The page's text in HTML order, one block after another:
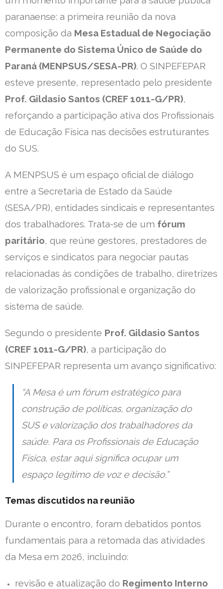
paranaense: a primeira reunião da nova
composição da Mesa Estadual de Negociação
Permanente do Sistema Único de Saúde do
Paraná (MENPSUS/SESA-PR). O SINPEFEPAR
esteve presente, representado pelo presidente
Prof. Gildasio Santos (CREF 1011-G/PR),
reforçando a participação ativa dos Profissionais
de Educação Física nas decisões estruturantes
do SUS.
A MENPSUS é um espaço oficial de diálogo
entre a Secretaria de Estado da Saúde
(SESA/PR), entidades sindicais e representantes
dos trabalhadores. Trata-se de um fórum
paritário, que reúne gestores, prestadores de
serviços e sindicatos para negociar pautas
relacionadas às condições de trabalho, diretrizes
de valorização profissional e organização do
sistema de saúde.
Segundo o presidente Prof. Gildasio Santos
(CREF 1011-G/PR), a participação do
SINPEFEPAR representa um avanço significativo:
“A Mesa é um fórum estratégico para
construção de políticas, organização do
SUS e valorização dos trabalhadores da
saúde. Para os Profissionais de Educação
Física, estar aqui significa ocupar um
espaço legítimo de voz e decisão.”
Temas discutidos na reunião
Durante o encontro, foram debatidos pontos
fundamentais para a retomada das atividades
da Mesa em 2026, incluindo:
revisão e atualização do Regimento Interno